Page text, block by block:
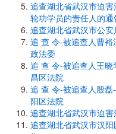
追查湖北省武汉市迫
轮功学员的责任人的通
追查湖北省武汉市公
追 查 令-被追查人曹
政法委
追 查 令-被追查人王
昌区法院
追 查 令-被追查人殷
阳区法院
追查湖北省武汉市迫
追查湖北省武汉市汉